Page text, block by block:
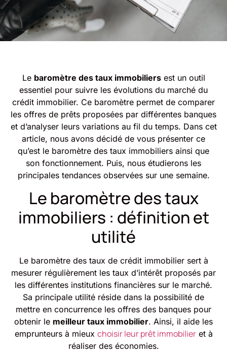
Le baromètre des taux immobiliersest un outil
essentiel pour suivre les évolutions du marché du
crédit immobilier. Ce baromètre permet de comparer
les offres de prêts proposées par différentes banques
et d’analyser leurs variations au fil du temps. Dans cet
article, nous avons décidé de vous présenter ce
qu’est le baromètre des taux immobiliers ainsi que
son fonctionnement. Puis, nous étudierons les
principales tendances observées sur une semaine.
Le baromètre des taux
immobiliers : définition et
utilité
Le baromètre des taux de crédit immobilier sert à
mesurer régulièrement les taux d’intérêt proposés par
les différentes institutions financières sur le marché.
Sa principale utilité réside dans la possibilité de
mettre en concurrence les offres des banques pour
obtenir le meilleur taux immobilier. Ainsi, il aide les
emprunteurs à mieux choisir leur prêt immobilieret à
réaliser des économies.